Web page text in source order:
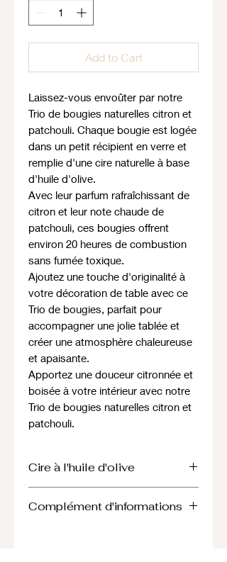
Add to Cart
Laissez-vous envoûter par notre
Trio de bougies naturelles citron et
patchouli. Chaque bougie est logée
dans un petit récipient en verre et
remplie d'une cire naturelle à base
d'huile d'olive.
Avec leur parfum rafraîchissant de
citron et leur note chaude de
patchouli, ces bougies offrent
environ 20 heures de combustion
sans fumée toxique.
Ajoutez une touche d'originalité à
votre décoration de table avec ce
Trio de bougies, parfait pour
accompagner une jolie tablée et
créer une atmosphère chaleureuse
et apaisante.
Apportez une douceur citronnée et
boisée à votre intérieur avec notre
Trio de bougies naturelles citron et
patchouli.
Cire à l'huile d'olive
l'huile d'olive est un mélange 100 %
Complément d'informations